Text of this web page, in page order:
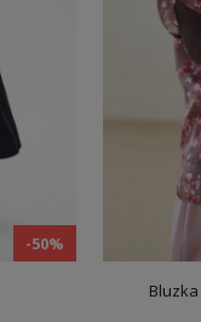
-50%
Bluzka